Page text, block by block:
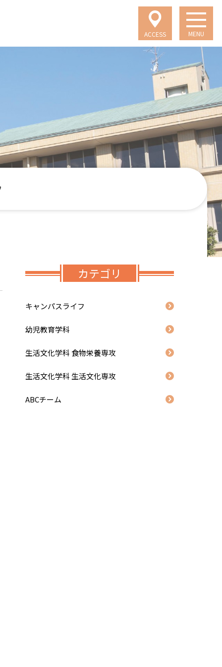
ACCESS MENU
カテゴリ
キャンパスライフ
幼児教育学科
生活文化学科 食物栄養専攻
生活文化学科 生活文化専攻
ABCチーム